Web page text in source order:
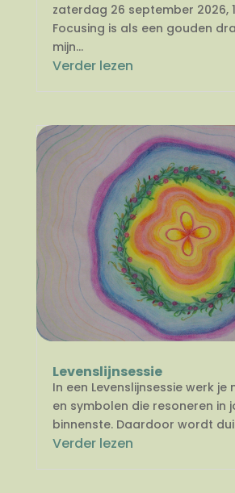
zaterdag 26 september 2026,
Focusing is als een gouden
mijn...
Verder lezen
Levenslijnsessie
In een Levenslijnsessie werk je
en symbolen die resoneren in
binnenste. Daardoor wordt
Verder lezen